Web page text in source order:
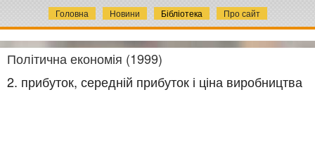
Головна Новини Бібліотека Про сайт
Політична економія (1999)
2. прибуток, середній прибуток і ціна виробництва